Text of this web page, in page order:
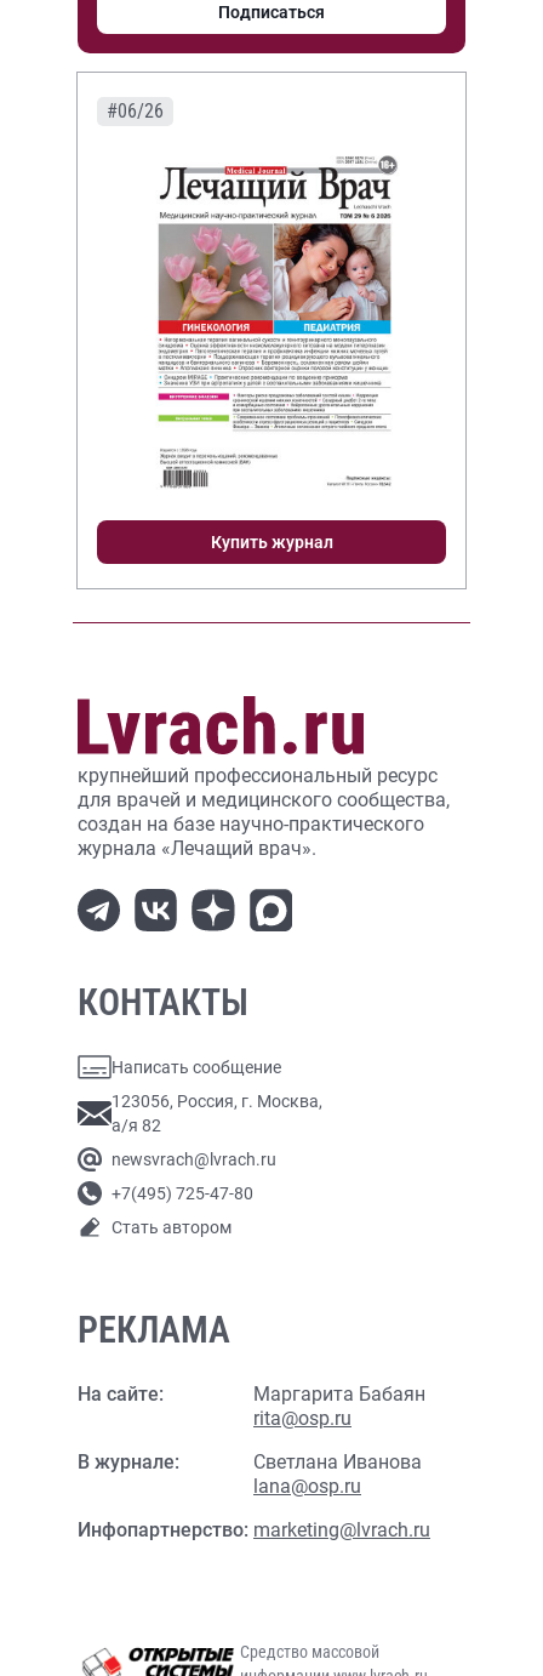
Подписаться
#06/26
Купить журнал
крупнейший профессиональный ресурс
для врачей и медицинского сообщества,
создан на базе научно-практического
журнала «Лечащий врач».
КОНТАКТЫ
Написать сообщение
123056, Россия, г. Москва,
а/я 82
newsvrach@lvrach.ru
+7(495) 725-47-80
Стать автором
РЕКЛАМА
На сайте:
Маргарита Бабаян
rita@osp.ru
В журнале:
Светлана Иванова
lana@osp.ru
Инфопартнерство: marketing@lvrach.ru
Средство массовой